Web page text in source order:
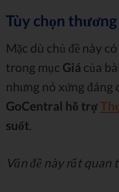
Tùy chọn
Mặc dù chủ đề này
trong mục Giá của
nhưng nó xứng đáng
GoCentral hỗ trợ
suốt.
Vấn đề này rất quan